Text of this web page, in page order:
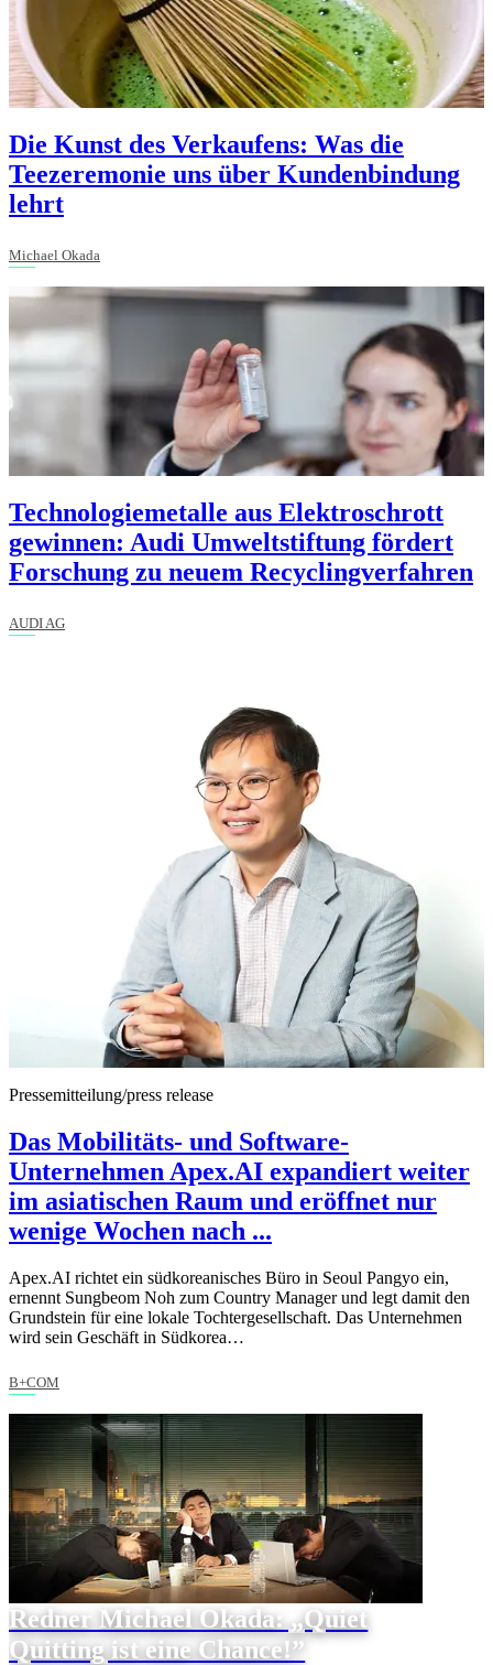
Die Kunst des Verkaufens: Was die
Teezeremonie uns über Kundenbindung
lehrt
Michael Okada
Technologiemetalle aus Elektroschrott
gewinnen: Audi Umweltstiftung fördert
Forschung zu neuem Recyclingverfahren
AUDI AG
Pressemitteilung/press release
Das Mobilitäts- und Software-
Unternehmen Apex.AI expandiert weiter
im asiatischen Raum und eröffnet nur
wenige Wochen nach ...
Apex.AI richtet ein südkoreanisches Büro in Seoul Pangyo ein,
ernennt Sungbeom Noh zum Country Manager und legt damit den
Grundstein für eine lokale Tochtergesellschaft. Das Unternehmen
wird sein Geschäft in Südkorea…
B+COM
Redner Michael Okada: „Quiet
Quitting ist eine Chance!”